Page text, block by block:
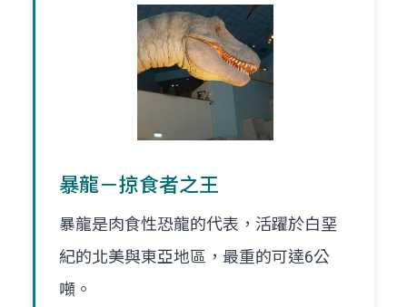
暴龍－掠食者之王
暴龍是肉食性恐龍的代表，活躍於白堊
紀的北美與東亞地區，最重的可達6公
噸。